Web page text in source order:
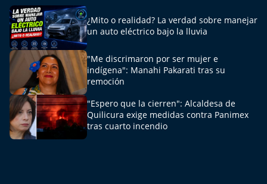
¿Mito o realidad? La verdad sobre manejar
un auto eléctrico bajo la lluvia
"Me discrimaron por ser mujer e
indígena": Manahi Pakarati tras su
remoción
"Espero que la cierren": Alcaldesa de
Quilicura exige medidas contra Panimex
tras cuarto incendio